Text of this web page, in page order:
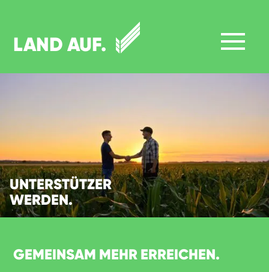
LAND AUF.
UNTERSTÜTZER
WERDEN.
GEMEINSAM MEHR ERREICHEN.